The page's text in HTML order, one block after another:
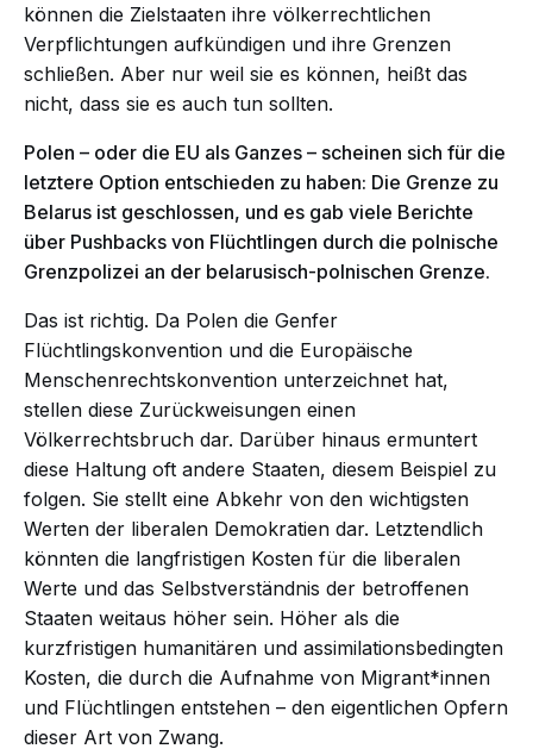
können die Zielstaaten ihre völkerrechtlichen
Verpflichtungen aufkündigen und ihre Grenzen
schließen. Aber nur weil sie es können, heißt das
nicht, dass sie es auch tun sollten.
Polen – oder die EU als Ganzes – scheinen sich für die
letztere Option entschieden zu haben: Die Grenze zu
Belarus ist geschlossen, und es gab viele Berichte
über Pushbacks von Flüchtlingen durch die polnische
Grenzpolizei an der belarusisch-polnischen Grenze.
Das ist richtig. Da Polen die Genfer
Flüchtlingskonvention und die Europäische
Menschenrechtskonvention unterzeichnet hat,
stellen diese Zurückweisungen einen
Völkerrechtsbruch dar. Darüber hinaus ermuntert
diese Haltung oft andere Staaten, diesem Beispiel zu
folgen. Sie stellt eine Abkehr von den wichtigsten
Werten der liberalen Demokratien dar. Letztendlich
könnten die langfristigen Kosten für die liberalen
Werte und das Selbstverständnis der betroffenen
Staaten weitaus höher sein. Höher als die
kurzfristigen humanitären und assimilationsbedingten
Kosten, die durch die Aufnahme von Migrant*innen
und Flüchtlingen entstehen – den eigentlichen Opfern
dieser Art von Zwang.